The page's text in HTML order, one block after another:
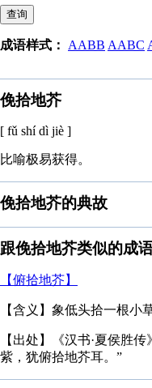
查询
成语样式： AABB AABC
俛拾地芥
[ fǔ shí dì jiè ]
比喻极易获得。
俛拾地芥的典故
跟俛拾地芥类似的成
【俯拾地芥】
【含义】象低头拾一根小
【出处】《汉书·夏侯胜
紫，犹俯拾地芥耳。”